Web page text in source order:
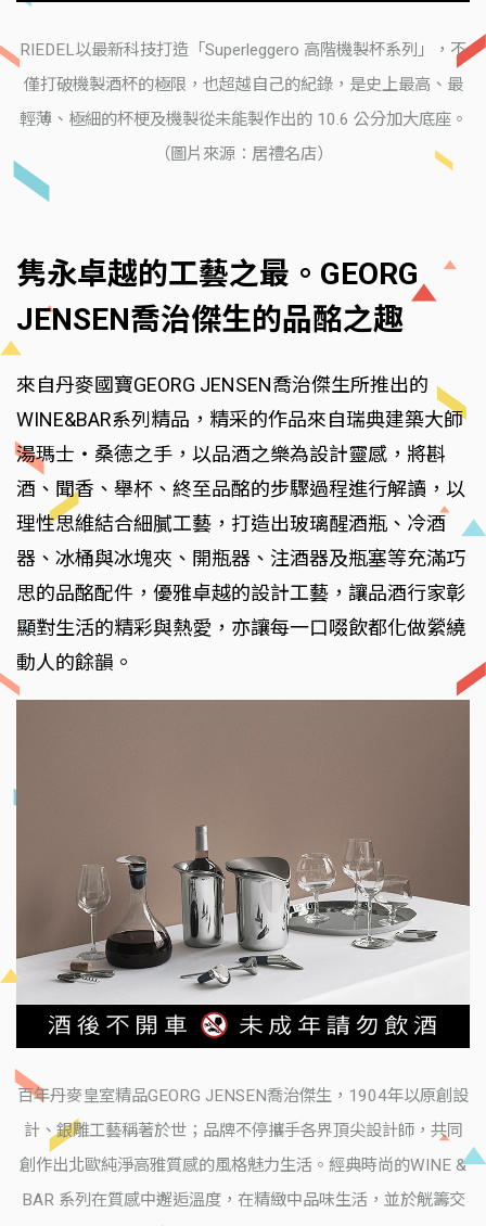
RIEDEL以最新科技打造「Superleggero 高階機製杯系列」，不
僅打破機製酒杯的極限，也超越自己的紀錄，是史上最高、最
輕薄、極細的杯梗及機製從未能製作出的 10.6 公分加大底座。
（圖片來源：居禮名店）
隽永卓越的工藝之最。GEORG
JENSEN喬治傑生的品酩之趣
來自丹麥國寶GEORG JENSEN喬治傑生所推出的
WINE&BAR系列精品，精采的作品來自瑞典建築大師
湯瑪士・桑德之手，以品酒之樂為設計靈感，將斟
酒、聞香、舉杯、終至品酩的步驟過程進行解讀，以
理性思維結合細膩工藝，打造出玻璃醒酒瓶、冷酒
器、冰桶與冰塊夾、開瓶器、注酒器及瓶塞等充滿巧
思的品酩配件，優雅卓越的設計工藝，讓品酒行家彰
顯對生活的精彩與熱愛，亦讓每一口啜飲都化做縈繞
動人的餘韻。
百年丹麥皇室精品GEORG JENSEN喬治傑生，1904年以原創設
計、銀雕工藝稱著於世；品牌不停攜手各界頂尖設計師，共同
創作出北歐純淨高雅質感的風格魅力生活。經典時尚的WINE &
BAR 系列在質感中邂逅溫度，在精緻中品味生活，並於觥籌交